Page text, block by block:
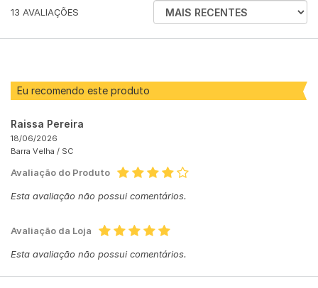
13 AVALIAÇÕES
ORDENAR
AVALIAÇÕES
Eu recomendo este produto
Raissa Pereira
18/06/2026
Barra Velha / SC
Avaliação do Produto
Esta avaliação não possui comentários.
Avaliação da Loja
Esta avaliação não possui comentários.